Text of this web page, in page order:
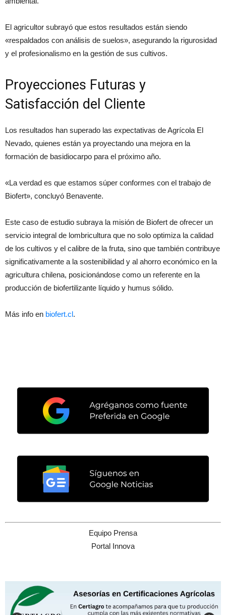
El agricultor subrayó que estos resultados están siendo
«respaldados con análisis de suelos», asegurando la rigurosidad
y el profesionalismo en la gestión de sus cultivos.
Proyecciones Futuras y
Satisfacción del Cliente
Los resultados han superado las expectativas de Agrícola El
Nevado, quienes están ya proyectando una mejora en la
formación de basidiocarpo para el próximo año.
«La verdad es que estamos súper conformes con el trabajo de
Biofert», concluyó Benavente.
Este caso de estudio subraya la misión de Biofert de ofrecer un
servicio integral de lombricultura que no solo optimiza la calidad
de los cultivos y el calibre de la fruta, sino que también contribuye
significativamente a la sostenibilidad y al ahorro económico en la
agricultura chilena, posicionándose como un referente en la
producción de biofertilizante líquido y humus sólido.
Más info en biofert.cl.
Equipo Prensa
Portal Innova